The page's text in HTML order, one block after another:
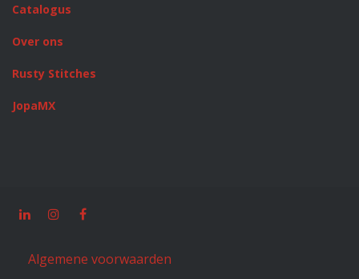
Catalogus
Over ons
Rusty Stitches
JopaMX
Algemene voorwaarden